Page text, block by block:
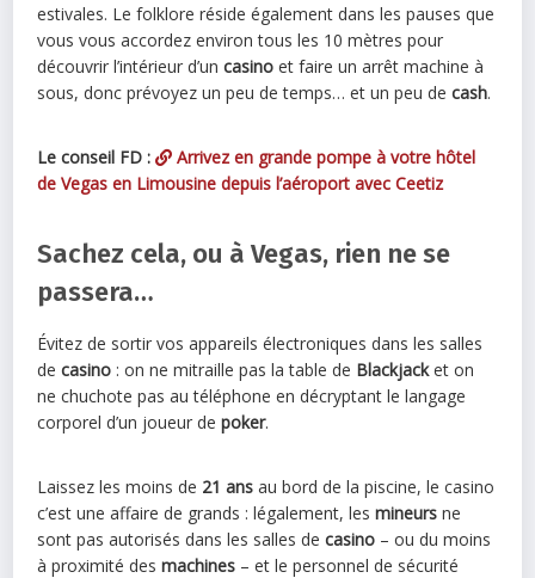
estivales. Le folklore réside également dans les pauses que
vous vous accordez environ tous les 10 mètres pour
découvrir l’intérieur d’uncasino et faire un arrêt machine à
sous, donc prévoyez un peu de temps… et un peu decash.
Le conseil FD :
Arrivez en grande pompe à votre hôtel
de Vegas en Limousine depuis l’aéroport avec Ceetiz
Sachez cela, ou à Vegas, rien ne se
passera…
Évitez de sortir vos appareils électroniques dans les salles
decasino : on ne mitraille pas la table de Blackjacket on
ne chuchote pas au téléphone en décryptant le langage
corporel d’un joueur depoker.
Laissez les moins de 21 ans au bord de la piscine, le casino
c’est une affaire de grands : légalement, lesmineurs ne
sont pas autorisés dans les salles decasino – ou du moins
à proximité desmachines – et le personnel de sécurité